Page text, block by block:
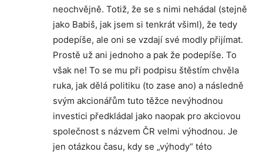
neochvějně. Totiž, že se s nimi nehádal (stejně
jako Babiš, jak jsem si tenkrát všiml), že tedy
podepíše, ale oni se vzdají své modly přijímat.
Prostě už ani jednoho a pak že podepíše. To
však ne! To se mu při podpisu štěstím chvěla
ruka, jak dělá politiku (to zase ano) a následně
svým akcionářům tuto těžce nevýhodnou
investici předkládal jako naopak pro akciovou
společnost s názvem ČR velmi výhodnou. Je
jen otázkou času, kdy se „výhody“ této